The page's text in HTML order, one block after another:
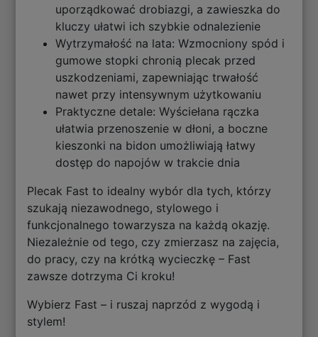
uporządkować drobiazgi, a zawieszka do
kluczy ułatwi ich szybkie odnalezienie
Wytrzymałość na lata: Wzmocniony spód i
gumowe stopki chronią plecak przed
uszkodzeniami, zapewniając trwałość
nawet przy intensywnym użytkowaniu
Praktyczne detale: Wyściełana rączka
ułatwia przenoszenie w dłoni, a boczne
kieszonki na bidon umożliwiają łatwy
dostęp do napojów w trakcie dnia
Plecak Fast to idealny wybór dla tych, którzy
szukają niezawodnego, stylowego i
funkcjonalnego towarzysza na każdą okazję.
Niezależnie od tego, czy zmierzasz na zajęcia,
do pracy, czy na krótką wycieczkę – Fast
zawsze dotrzyma Ci kroku!
Wybierz Fast – i ruszaj naprzód z wygodą i
stylem!